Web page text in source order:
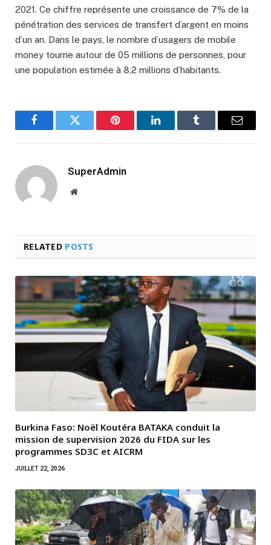
2021. Ce chiffre représente une croissance de 7% de la
pénétration des services de transfert d’argent en moins
d’un an. Dans le pays, le nombre d’usagers de mobile
money tourne autour de 05 millions de personnes, pour
une population estimée à 8,2 millions d’habitants.
FacebookTwitter Pinterest LinkedInTumblr Email
SuperAdmin
Website
RELATED POSTS
Burkina Faso: Noël Koutéra BATAKA conduit la
mission de supervision 2026 du FIDA sur les
programmes SD3C et AICRM
JUILLET 22, 2026